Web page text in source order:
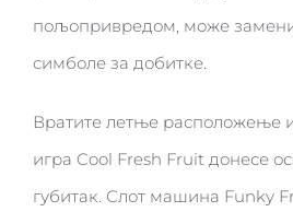
пољопривредом, може
симболе за добитке.
Вратите летње расположење
игра Cool Fresh Fruit донесе
губитак. Слот машина Funky